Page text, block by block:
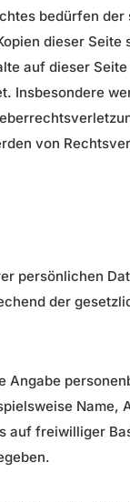
bedürfen
dieser
auf dieser
Insbesondere
von
persönlichen
der
Angabe
Name,
freiwilliger